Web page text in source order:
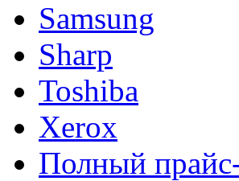
Samsung
Sharp
Toshiba
Xerox
Полный